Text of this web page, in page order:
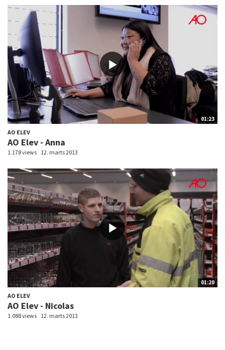
01:23
AO ELEV
AO Elev - Anna
1.178 views 12. marts 2013
01:20
AO ELEV
AO Elev - Nicolas
1.088 views 12. marts 2013